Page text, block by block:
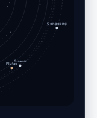
Plutao
Quaoar
Gonggong